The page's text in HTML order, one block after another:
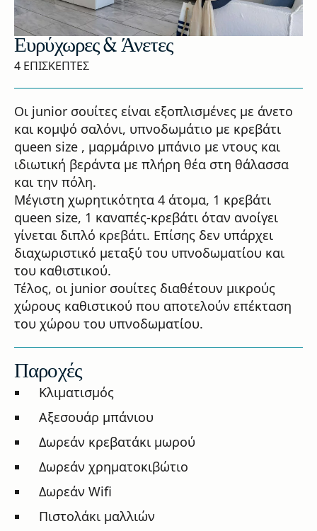
Ευρύχωρες & Άνετες
4 ΕΠΙΣΚΕΠΤΕΣ
Οι junior σουίτες είναι εξοπλισμένες με άνετο
και κομψό σαλόνι, υπνοδωμάτιο με κρεβάτι
queen size , μαρμάρινο μπάνιο με ντους και
ιδιωτική βεράντα με πλήρη θέα στη θάλασσα
και την πόλη.
Μέγιστη χωρητικότητα 4 άτομα, 1 κρεβάτι
queen size, 1 καναπές-κρεβάτι όταν ανοίγει
γίνεται διπλό κρεβάτι. Επίσης δεν υπάρχει
διαχωριστικό μεταξύ του υπνοδωματίου και
του καθιστικού.
Τέλος, οι junior σουίτες διαθέτουν μικρούς
χώρους καθιστικού που αποτελούν επέκταση
του χώρου του υπνοδωματίου.
Παροχές
Κλιματισμός
Αξεσουάρ μπάνιου
Δωρεάν κρεβατάκι μωρού
Δωρεάν χρηματοκιβώτιο
Δωρεάν Wifi
Πιστολάκι μαλλιών